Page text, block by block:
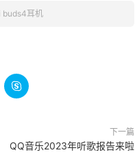
buds4耳机

下一篇
QQ音乐2023年听歌报告来啦